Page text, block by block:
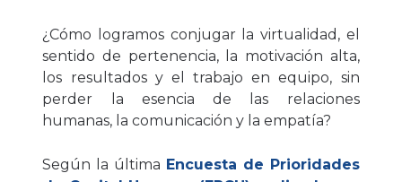
¿Cómo logramos conjugar la virtualidad, el
sentido de pertenencia, la motivación alta,
los resultados y el trabajo en equipo, sin
perder la esencia de las relaciones
humanas, la comunicación y la empatía?
Según la última Encuesta de Prioridades